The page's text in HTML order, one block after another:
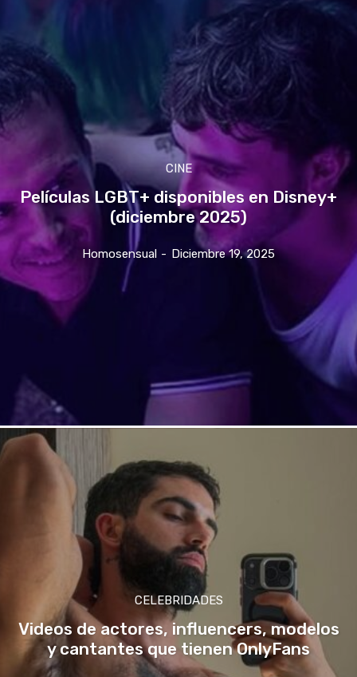
CINE
Películas LGBT+ disponibles en Disney+
(diciembre 2025)
Homosensual - Diciembre 19, 2025
CELEBRIDADES
Videos de actores, influencers, modelos
y cantantes que tienen OnlyFans